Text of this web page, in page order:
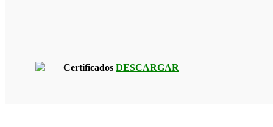
Certificados DESCARGAR